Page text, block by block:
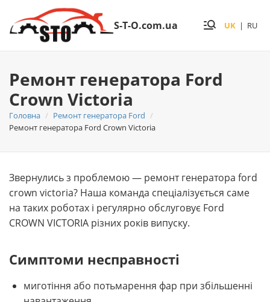
S-T-O.com.ua UK | RU
Ремонт генератора Ford
Crown Victoria
Головна
Ремонт генератора Ford
Ремонт генератора Ford Crown Victoria
Звернулись з проблемою — ремонт генератора ford
crown victoria? Наша команда спеціалізується саме
на таких роботах і регулярно обслуговує Ford
CROWN VICTORIA різних років випуску.
Симптоми несправності
миготіння або потьмарення фар при збільшенні